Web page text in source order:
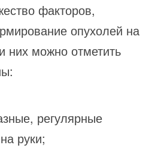
факторов,
опухолей на
них можно отметить
регулярные
руки;